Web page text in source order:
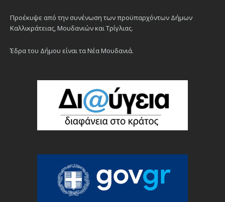
Προέκυψε από την συνένωση των προϋπαρχόντων Δήμων
Καλλικράτειας, Μουδανιών και Τρίγλιας.
Έδρα του Δήμου είναι τα Νέα Μουδανιά.